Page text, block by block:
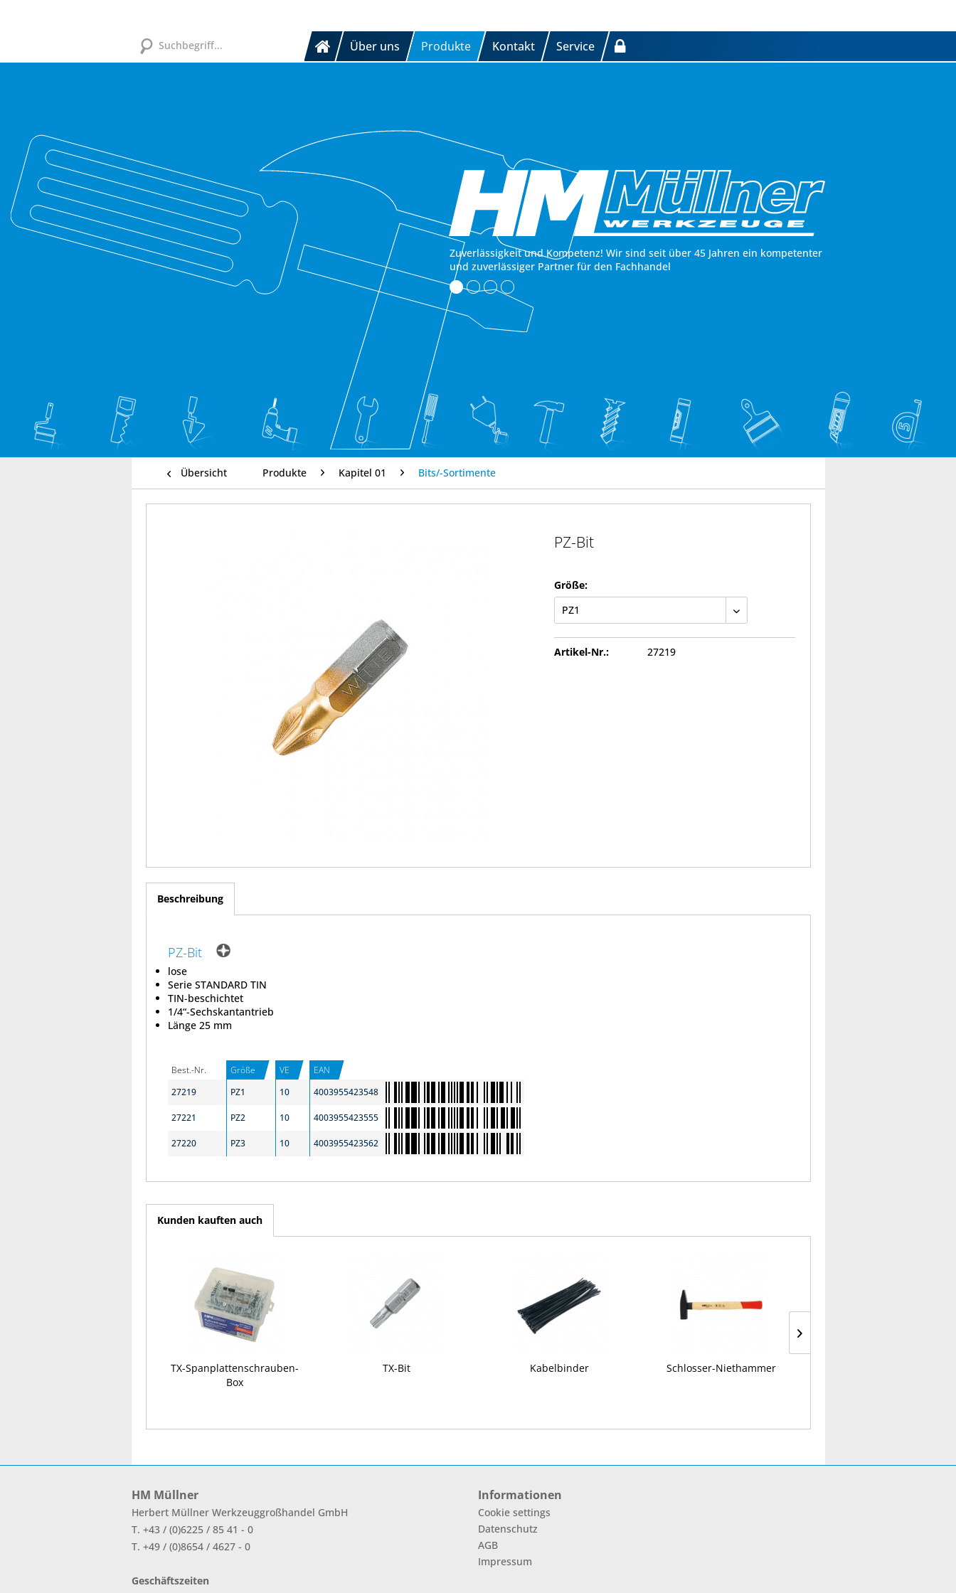
Über uns Produkte Kontakt Service
Zuverlässigkeit und Kompetenz! Wir sind seit über 45 Jahren ein kompetenter
und zuverlässiger Partner für den Fachhandel
Übersicht Produkte Kapitel 01 Bits/-Sortimente
PZ-Bit
Größe:
Artikel-Nr.: 27219
Beschreibung
PZ-Bit
lose
Serie STANDARD TIN
TIN-beschichtet
1/4“-Sechskantantrieb
Länge 25 mm
Best.-Nr. Größe VE
EAN
27219
PZ1 10 4003955423548
27221 PZ2 10 4003955423555
27220 PZ3 10 4003955423562
Kunden kauften auch
TX-Spanplattenschrauben-
Box
TX-Bit Kabelbinder Schlosser-Niethammer
HM Müllner
Herbert Müllner Werkzeuggroßhandel GmbH
T. +43 / (0)6225 / 85 41 - 0
T. +49 / (0)8654 / 4627 - 0
Geschäftszeiten
Informationen
Cookie settings
Datenschutz
AGB
Impressum